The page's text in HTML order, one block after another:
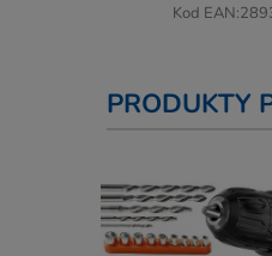
Kod EAN:
PRODUKTY